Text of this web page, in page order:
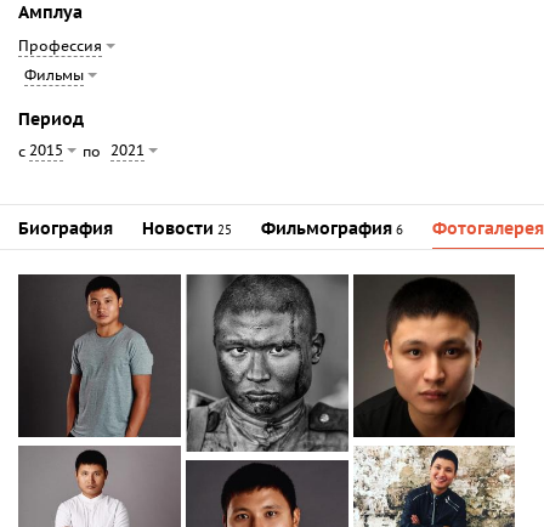
Амплуа
Профессия
Фильмы
Период
с 2015 по 2021
Биография Новости 25 Фильмография 6 Фотогалерея